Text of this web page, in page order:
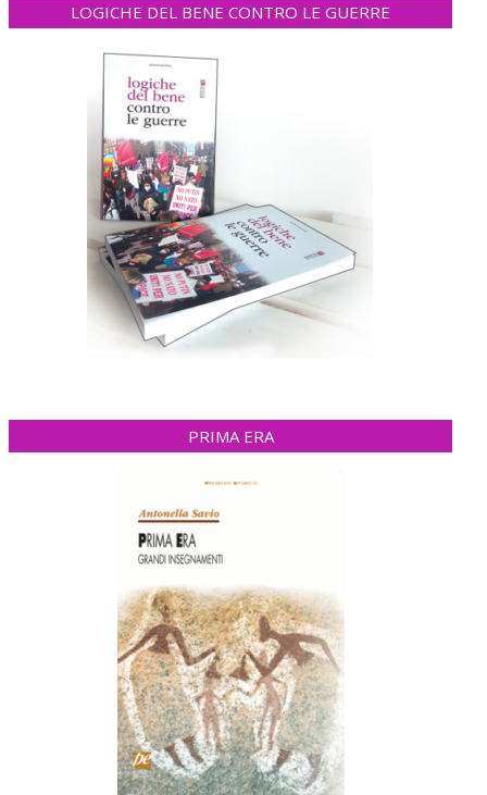
LOGICHE DEL BENE CONTRO LE GUERRE
PRIMA ERA